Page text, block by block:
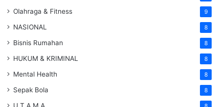
Olahraga & Fitness 9
NASIONAL 8
Bisnis Rumahan 8
HUKUM & KRIMINAL 8
Mental Health 8
Sepak Bola 8